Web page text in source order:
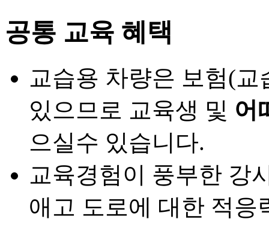
공통 교육 혜택
교습용 차량은 보험(
있으므로 교육생 및 어
으실수 있습니다.
교육경험이 풍부한 강
애고 도로에 대한 적응